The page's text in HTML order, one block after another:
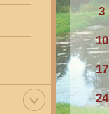
3
10
17
24